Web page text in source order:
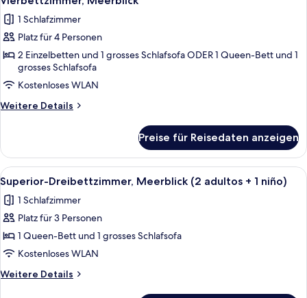
Fotos
für
Vierbettzimmer,
Meerblick
anzeigen
1 Schlafzimmer
Platz für 4 Personen
2 Einzelbetten und 1 grosses Schlafsofa ODER 1 Queen-Bett und 1
grosses Schlafsofa
Kostenloses WLAN
Weitere Details
Weitere
Meerblick
Preise für Reisedaten anzeigen
Alle
Fotos
für
Superior-
Dreibettzimmer,
Meerblick
(2
adultos
Zimmersafe, Schreibtisch,
5
Superior-Dreibettzimmer, Meerblick (2 adultos + 1 niño)
1 Schlafzimmer
Platz für 3 Personen
1 Queen-Bett und 1 grosses Schlafsofa
Kostenloses WLAN
Weitere Details
Weitere